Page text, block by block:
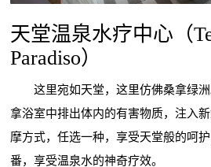
天堂温泉水疗中心（
Paradiso）
这里宛如天堂，这里仿佛桑拿绿洲
拿浴室中排出体内的有害物质，注入
摩方式，任选一种，享受天堂般的呵
番，享受温泉水的神奇疗效。